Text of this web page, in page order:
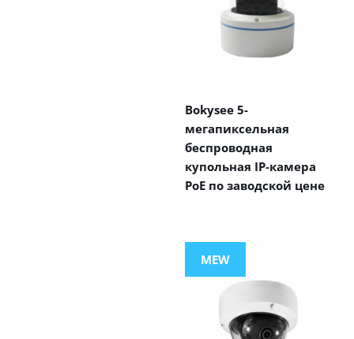
Bokysee 5-
мегапиксельная
беспроводная
купольная IP-камера
PoE по заводской цене
MEW